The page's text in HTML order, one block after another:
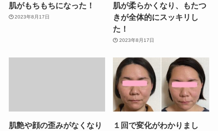
肌がもちもちになった！
2023年8月17日
肌が柔らかくなり、もたつ
きが全体的にスッキリし
た！
2023年8月17日
肌艶や顔の歪みがなくなり
１回で変化がわかりまし